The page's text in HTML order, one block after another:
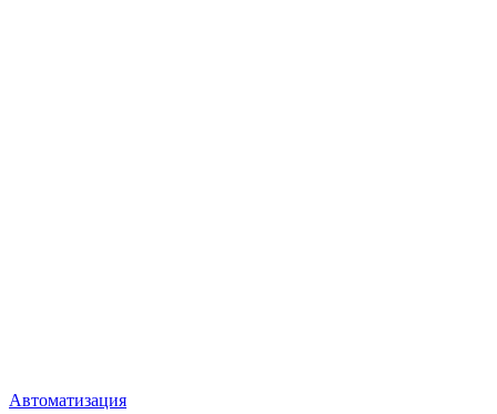
Автоматизация